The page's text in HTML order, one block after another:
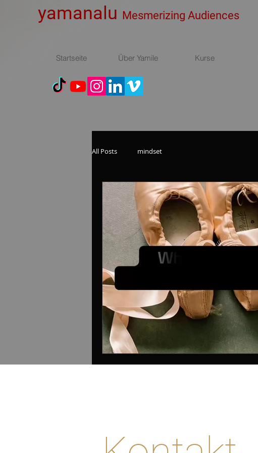
yamanalu Mesmerizing Audiences
Startseite Über Yamile Kurse
All Posts mindset